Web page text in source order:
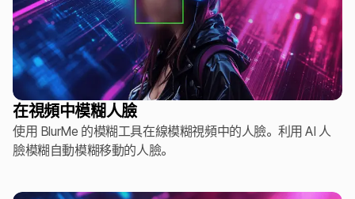
在視頻中模糊人臉
使用 BlurMe 的模糊工具在線模糊視頻中的人臉。利用 AI 人
臉模糊自動模糊移動的人臉。